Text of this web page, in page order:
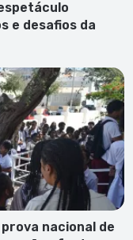
e desafios da
nacional de